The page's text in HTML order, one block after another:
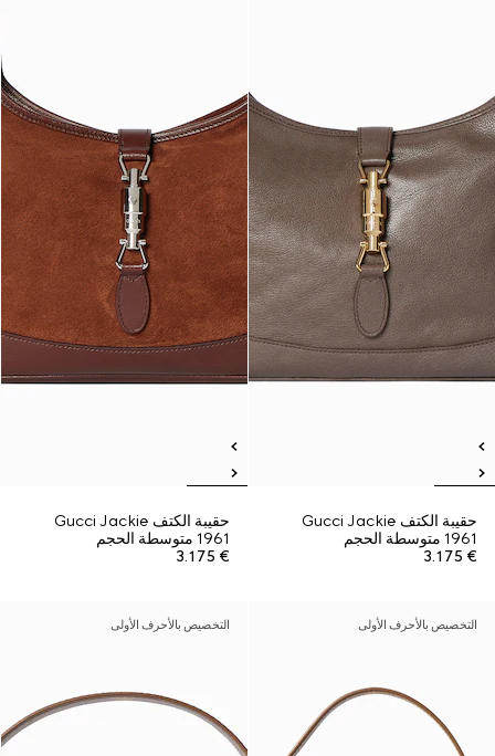
حقيبة الكتف Gucci Jackie
1961 متوسطة الحجم
€ 3.175
حقيبة الكتف Gucci Jackie
1961 متوسطة الحجم
€ 3.175
التخصيص بالأحرف الأولى التخصيص بالأحرف الأولى